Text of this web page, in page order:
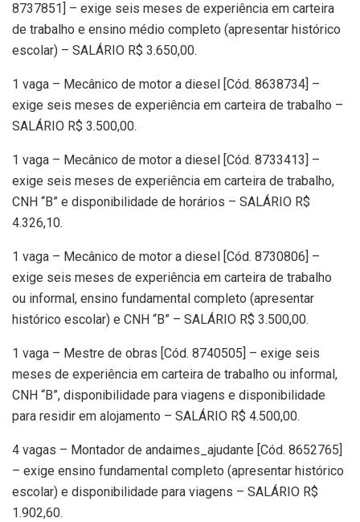
8737851] – exige seis meses de experiência em carteira
de trabalho e ensino médio completo (apresentar histórico
escolar) – SALÁRIO R$ 3.650,00.
1 vaga – Mecânico de motor a diesel [Cód. 8638734] –
exige seis meses de experiência em carteira de trabalho –
SALÁRIO R$ 3.500,00.
1 vaga – Mecânico de motor a diesel [Cód. 8733413] –
exige seis meses de experiência em carteira de trabalho,
CNH “B” e disponibilidade de horários – SALÁRIO R$
4.326,10.
1 vaga – Mecânico de motor a diesel [Cód. 8730806] –
exige seis meses de experiência em carteira de trabalho
ou informal, ensino fundamental completo (apresentar
histórico escolar) e CNH “B” – SALÁRIO R$ 3.500,00.
1 vaga – Mestre de obras [Cód. 8740505] – exige seis
meses de experiência em carteira de trabalho ou informal,
CNH “B”, disponibilidade para viagens e disponibilidade
para residir em alojamento – SALÁRIO R$ 4.500,00.
4 vagas – Montador de andaimes_ajudante [Cód. 8652765]
– exige ensino fundamental completo (apresentar histórico
escolar) e disponibilidade para viagens – SALÁRIO R$
1.902,60.